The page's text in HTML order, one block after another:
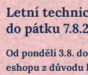
Letní
do pátku
Od pondělí 3.8.
eshopu z